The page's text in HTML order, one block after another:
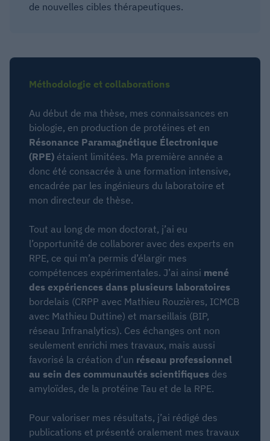
de nouvelles cibles thérapeutiques.
Méthodologie et collaborations
Au début de ma thèse, mes connaissances en
biologie, en production de protéines et en
Résonance Paramagnétique Électronique
(RPE) étaient limitées. Ma première année a
donc été consacrée à une formation intensive,
encadrée par les ingénieurs du laboratoire et
mon directeur de thèse.
Tout au long de mon doctorat, j’ai eu
l’opportunité de collaborer avec des experts en
RPE, ce qui m’a permis d’élargir mes
compétences expérimentales. J’ai ainsi mené
des expériences dans plusieurs laboratoires
bordelais (CRPP avec Mathieu Rouzières, ICMCB
avec Mathieu Duttine) et marseillais (BIP,
réseau Infranalytics). Ces échanges ont non
seulement enrichi mes travaux, mais aussi
favorisé la création d’un réseau professionnel
au sein des communautés scientifiques des
amyloïdes, de la protéine Tau et de la RPE.
Pour valoriser mes résultats, j’ai rédigé des
publications et présenté oralement mes travaux